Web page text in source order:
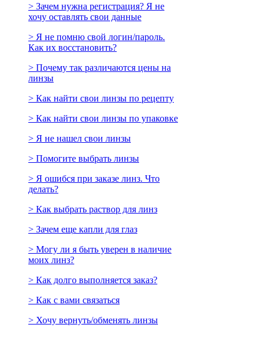
> Зачем нужна регистрация? Я не
хочу оставлять свои данные
> Я не помню свой логин/пароль.
Как их восстановить?
> Почему так различаются цены на
линзы
> Как найти свои линзы по рецепту
> Как найти свои линзы по упаковке
> Я не нашел свои линзы
> Помогите выбрать линзы
> Я ошибся при заказе линз. Что
делать?
> Как выбрать раствор для линз
> Зачем еще капли для глаз
> Могу ли я быть уверен в наличие
моих линз?
> Как долго выполняется заказ?
> Как с вами связаться
> Хочу вернуть/обменять линзы